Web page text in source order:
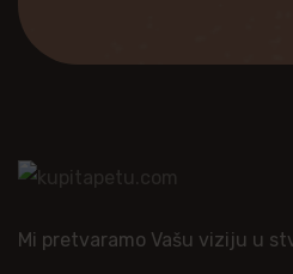
Mi pretvaramo Vašu viziju u